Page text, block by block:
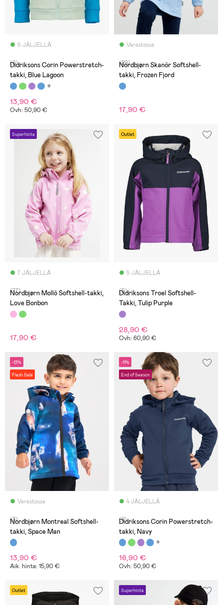
6 JÄLJELLÄ
(8)
Didriksons Corin Powerstretch-
takki, Blue Lagoon
13,90 €
Ovh: 50,90 €
Varastossa
(29)
Nordbjørn Skanör Softshell-
takki, Frozen Fjord
17,90 €
Superhinta
7 JÄLJELLÄ
(77)
Nordbjørn Mollö Softshell-takki,
Love Bonbon
17,90 €
Outlet
5 JÄLJELLÄ
(5)
Didriksons Troel Softshell-
Takki, Tulip Purple
28,90 €
Ovh: 60,90 €
-13%
Flash Sale
Varastossa
(3)
Nordbjørn Montreal Softshell-
takki, Space Man
13,90 €
Aik. hinta: 15,90 €
-11%
End of Season
4 JÄLJELLÄ
(8)
Didriksons Corin Powerstretch-
takki, Navy
16,90 €
Ovh: 50,90 €
Outlet Superhinta